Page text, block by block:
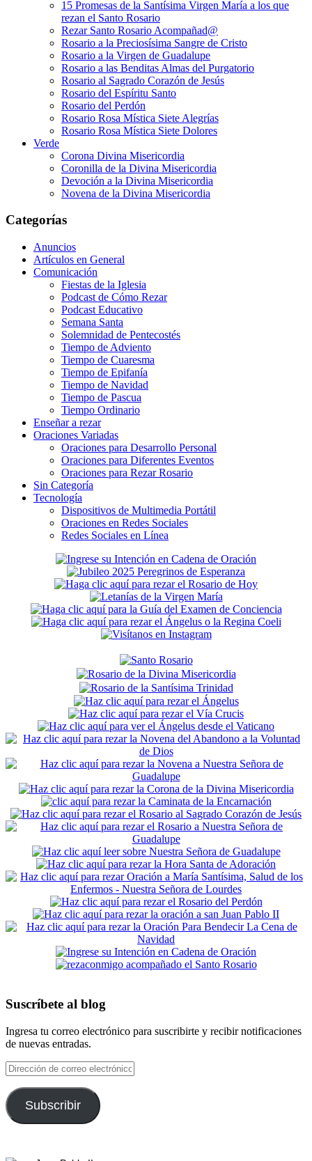
15 Promesas de la Santísima Virgen María a los que
rezan el Santo Rosario
Rezar Santo Rosario Acompañad@
Rosario a la Preciosísima Sangre de Cristo
Rosario a la Virgen de Guadalupe
Rosario a las Benditas Almas del Purgatorio
Rosario al Sagrado Corazón de Jesús
Rosario del Espíritu Santo
Rosario del Perdón
Rosario Rosa Mística Siete Alegrías
Rosario Rosa Mística Siete Dolores
Verde
Corona Divina Misericordia
Coronilla de la Divina Misericordia
Devoción a la Divina Misericordia
Novena de la Divina Misericordia
Categorías
Anuncios
Artículos en General
Comunicación
Fiestas de la Iglesia
Podcast de Cómo Rezar
Podcast Educativo
Semana Santa
Solemnidad de Pentecostés
Tiempo de Adviento
Tiempo de Cuaresma
Tiempo de Epifanía
Tiempo de Navidad
Tiempo de Pascua
Tiempo Ordinario
Enseñar a rezar
Oraciones Variadas
Oraciones para Desarrollo Personal
Oraciones para Diferentes Eventos
Oraciones para Rezar Rosario
Sin Categoría
Tecnología
Dispositivos de Multimedia Portátil
Oraciones en Redes Sociales
Redes Sociales en Línea
Secondary
Sidebar
Suscríbete al blog
Ingresa tu correo electrónico para suscribirte y recibir notificaciones
de nuevas entradas.
Dirección
de
correo
electrónico
Subscribir